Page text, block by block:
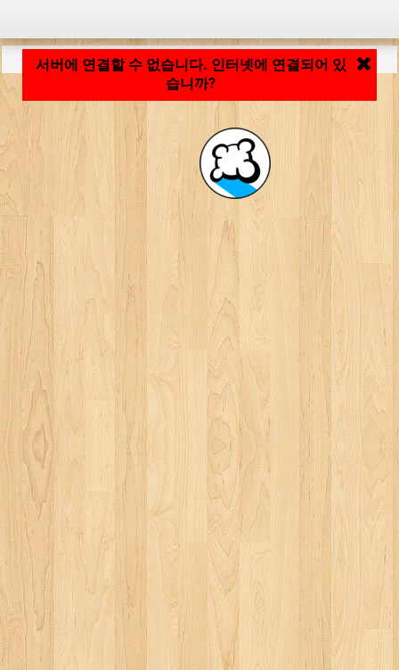
서버에 연결할 수 없습니다. 인터넷에 연결되어 있
습니까?
응용 프로그램 로딩 중... ...